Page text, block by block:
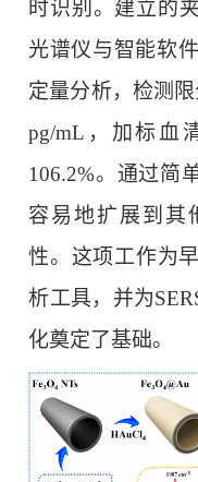
时识别。建立的
光谱仪与智能软
定量分析，检测
pg/mL，加标血
106.2%。通过简
容易地扩展到其
性。这项工作为
析工具，并为
化奠定了基础。